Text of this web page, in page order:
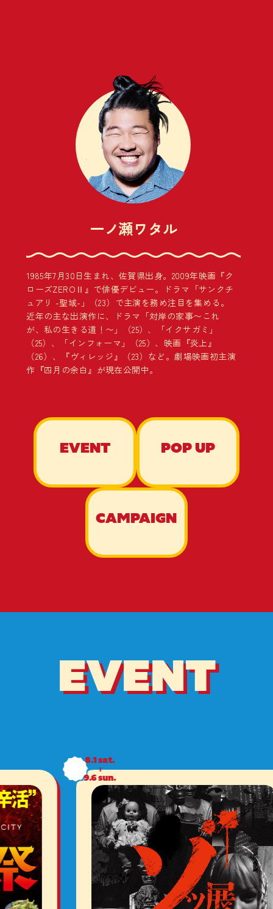
一ノ瀬ワタル
1985年7月30日生まれ、佐賀県出身。2009年映画『ク
ローズZEROⅡ』で俳優デビュー。ドラマ「サンクチ
ュアリ -聖域-」（23）で主演を務め注目を集める。
近年の主な出演作に、ドラマ「対岸の家事〜これ
が、私の生きる道！〜」（25）、「イクサガミ」
（25）、「インフォーマ」（25）、映画『炎上』
（26）、『ヴィレッジ』（23）など。劇場映画初主演
作『四月の余白』が現在公開中。
EVENT POP UP
CAMPAIGN
EVENT
8.1sat.
9.6sun.